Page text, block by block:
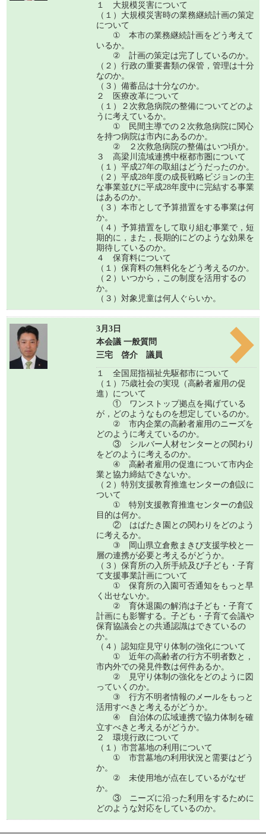
１ 大規模災害について
（１）大規模災害時の業務継続計画の策定
について
① 本市の業務継続計画をどう考えて
いるか。
② 計画の策定は完了しているのか。
（２）行政の重要書類の保管，管理は十分
なのか。
（３）備蓄品は十分なのか。
２ 医療改革について
（１）２次救急病院の整備についてどのよ
うに考えているか。
① 民間主導での２次救急病院に関心
を持つ病院は市内にあるのか。
② ２次救急病院の整備はいつ頃か。
３ 高梁川流域連携中枢都市圏について
（１）平成27年の取組はどうだったのか。
（２）平成28年度の成長戦略ビジョンの主
な事業並びに平成28年度中に完結する事業
はあるのか。
（３）本市として予算措置をする事業は何
か。
（４）予算措置をして取り組む事業で，短
期的に，また，長期的にどのような効果を
期待しているのか。
４ 保育料について
（１）保育料の無料化をどう考えるのか。
（２）いつから，この制度を活用するの
か。
（３）対象児童は何人ぐらいか。
3月3日
本会議 一般質問
三宅 啓介 議員
１ 全国屈指福祉先駆都市について
（１）75歳社会の実現（高齢者雇用の促
進）について
① ワンストップ拠点を掲げている
が，どのようなものを想定しているのか。
② 市内企業の高齢者雇用のニーズを
どのように考えているのか。
③ シルバー人材センターとの関わり
をどのように考えるのか。
④ 高齢者雇用の促進について市内企
業と協力締結できないか。
（２）特別支援教育推進センターの創設に
ついて
① 特別支援教育推進センターの創設
目的は何か。
② はばたき園との関わりをどのよう
に考えるか。
③ 岡山県立倉敷まきび支援学校と一
層の連携が必要と考えるがどうか。
（３）保育所の入所手続及び子ども・子育
て支援事業計画について
① 保育所の入園可否通知をもっと早
く出せないか。
② 育休退園の解消は子ども・子育て
計画にも影響する。子ども・子育て会議や
保育協議会との共通認識はできているの
か。
（４）認知症見守り体制の強化について
① 近年の高齢者の行方不明者数と，
市内外での発見件数は何件あるか。
② 見守り体制の強化をどのように図
っていくのか。
③ 行方不明者情報のメールをもっと
活用すべきと考えるがどうか。
④ 自治体の広域連携で協力体制を確
立すべきと考えるがどうか。
２ 環境行政について
（１）市営墓地の利用について
① 市営墓地の利用状況と需要はどう
か。
② 未使用地が点在しているがなぜ
か。
③ ニーズに沿った利用をするために
どのような対応をしているのか。